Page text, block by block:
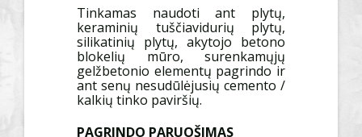
Tinkamas naudoti ant plytų,
keraminių tuščiavidurių plytų,
silikatinių plytų, akytojo betono
blokelių mūro, surenkamųjų
gelžbetonio elementų pagrindo ir
ant senų nesudūlėjusių cemento /
kalkių tinko paviršių.
PAGRINDO PARUOŠIMAS